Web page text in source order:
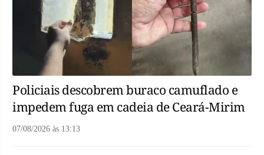
Policiais descobrem buraco camuflado e
impedem fuga em cadeia de Ceará-Mirim
07/08/2026 às 13:13